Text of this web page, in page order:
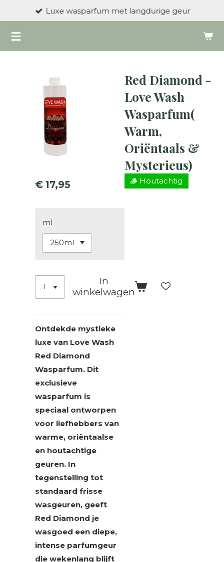
naar
de
Luxe wasparfum met langdurige geur
Red Diamond -
Love Wash
Wasparfum(
Warm,
Oriëntaals &
Mysterieus)
🪵 Houtachtig
€ 17,95
ml
In
winkelwagen
Ontdekde mystieke
luxe van Love Wash
Red Diamond
Wasparfum. Dit
exclusieve
wasparfum is
speciaal ontworpen
voor liefhebbers van
warme, oriëntaalse
en houtachtige
geuren. In
tegenstelling tot
standaard frisse
wasgeuren, geeft
Red Diamond je
wasgoed een diepe,
intense parfumgeur
die wekenlang blijft